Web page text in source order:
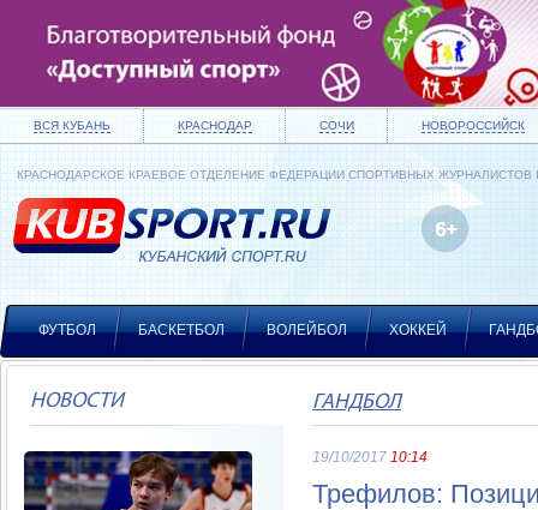
ВСЯ КУБАНЬ КРАСНОДАР СОЧИ НОВОРОССИЙСК
КРАСНОДАРСКОЕ КРАЕВОЕ ОТДЕЛЕНИЕ ФЕДЕРАЦИИ СПОРТИВНЫХ ЖУРНАЛИСТОВ
ФУТБОЛ БАСКЕТБОЛ ВОЛЕЙБОЛ ХОККЕЙ
НОВОСТИ ГАНДБОЛ
19/10/2017 10:14
Трефилов: